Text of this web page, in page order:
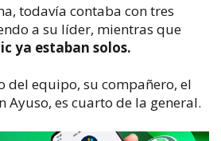
todavía contaba con tres
a su líder, mientras que
ya estaban solos.
del equipo, su compañero, el
Ayuso, es cuarto de la general.